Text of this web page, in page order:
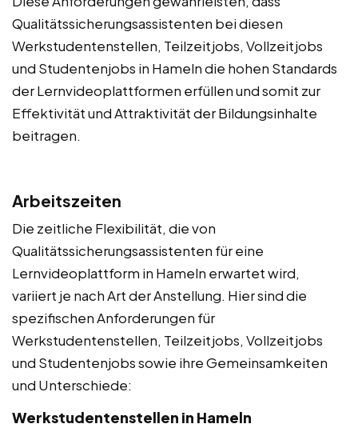
Qualitätssicherungsassistenten bei diesen
Werkstudentenstellen, Teilzeitjobs, Vollzeitjobs
und Studentenjobs in Hameln die hohen Standards
der Lernvideoplattformen erfüllen und somit zur
Effektivität und Attraktivität der Bildungsinhalte
beitragen.
Arbeitszeiten
Die zeitliche Flexibilität, die von
Qualitätssicherungsassistenten für eine
Lernvideoplattform in Hameln erwartet wird,
variiert je nach Art der Anstellung. Hier sind die
spezifischen Anforderungen für
Werkstudentenstellen, Teilzeitjobs, Vollzeitjobs
und Studentenjobs sowie ihre Gemeinsamkeiten
und Unterschiede:
Werkstudentenstellen in Hameln